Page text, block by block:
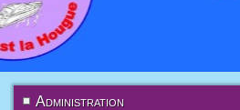
Administration